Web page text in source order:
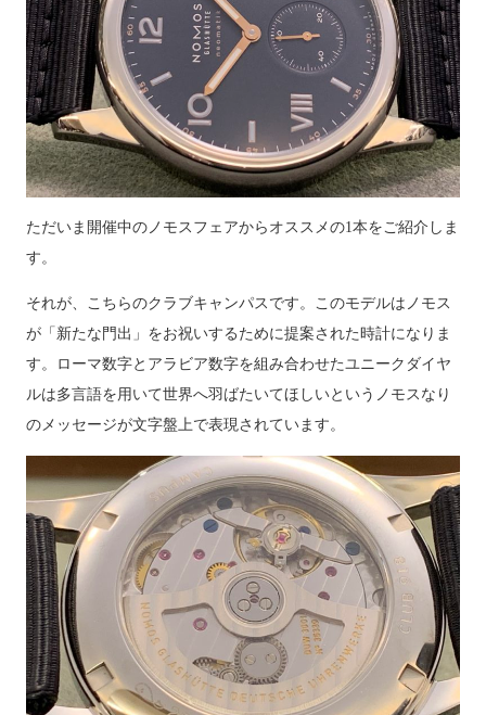
ただいま開催中のノモスフェアからオススメの1本をご紹介しま
す。
それが、こちらのクラブキャンパスです。このモデルはノモス
が「新たな門出」をお祝いするために提案された時計になりま
す。ローマ数字とアラビア数字を組み合わせたユニークダイヤ
ルは多言語を用いて世界へ羽ばたいてほしいというノモスなり
のメッセージが文字盤上で表現されています。